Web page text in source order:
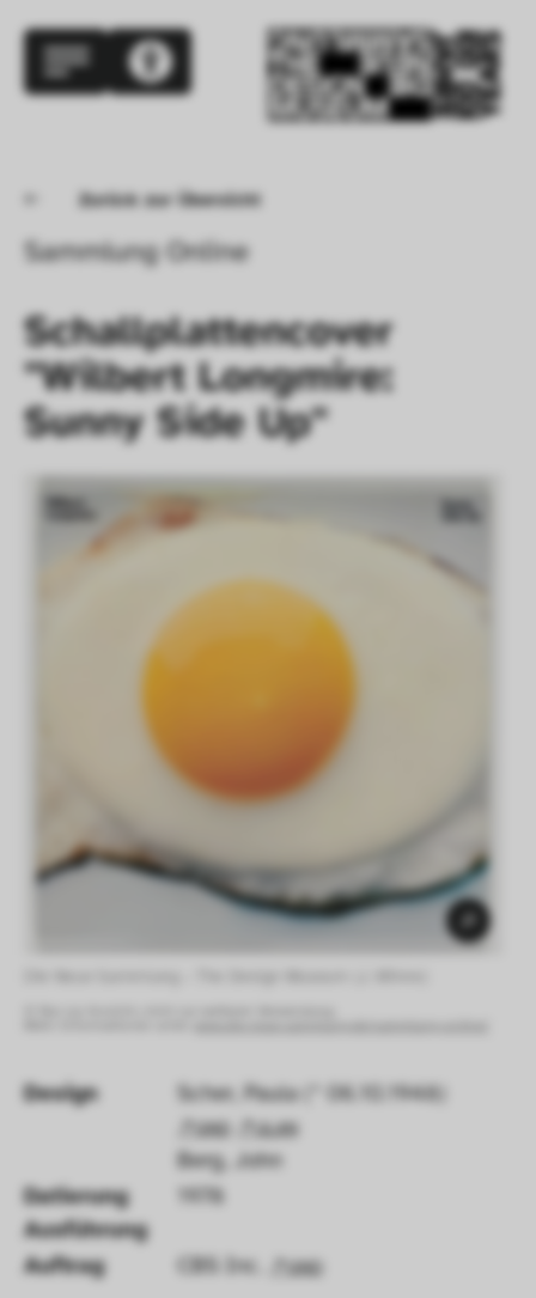
Zurück zur Übersicht
Sammlung Online
Schallplattencover
"Wilbert Longmire:
Sunny Side Up"
Design Scher, Paula (* 06.10.1948)
GND ULAN
Berg, John
Datierung
Ausführung
1978
Auftrag CBS Inc. GND